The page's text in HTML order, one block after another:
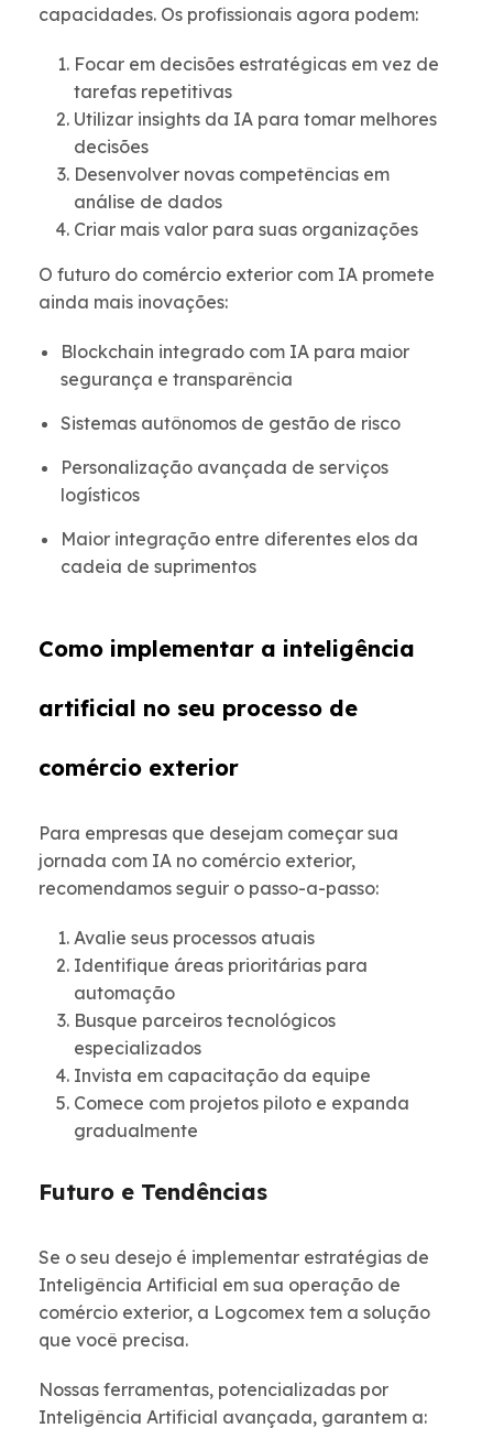
capacidades. Os profissionais agora podem:
Focar em decisões estratégicas em vez de
tarefas repetitivas
Utilizar insights da IA para tomar melhores
decisões
Desenvolver novas competências em
análise de dados
Criar mais valor para suas organizações
O futuro do comércio exterior com IA promete
ainda mais inovações:
Blockchain integrado com IA para maior
segurança e transparência
Sistemas autônomos de gestão de risco
Personalização avançada de serviços
logísticos
Maior integração entre diferentes elos da
cadeia de suprimentos
Como implementar a inteligência
artificial no seu processo de
comércio exterior
Para empresas que desejam começar sua
jornada com IA no comércio exterior,
recomendamos seguir o passo-a-passo:
Avalie seus processos atuais
Identifique áreas prioritárias para
automação
Busque parceiros tecnológicos
especializados
Invista em capacitação da equipe
Comece com projetos piloto e expanda
gradualmente
Futuro e Tendências
Se o seu desejo é implementar estratégias de
Inteligência Artificial em sua operação de
comércio exterior, a Logcomex tem a solução
que você precisa.
Nossas ferramentas, potencializadas por
Inteligência Artificial avançada, garantem a: